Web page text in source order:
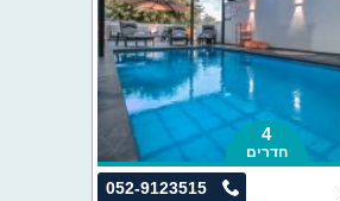
4
חדרים
052-9123515